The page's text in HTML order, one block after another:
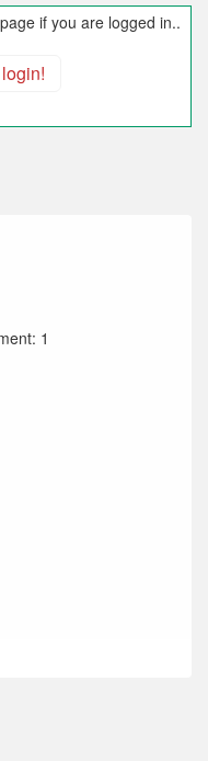
if you are logged in..
1